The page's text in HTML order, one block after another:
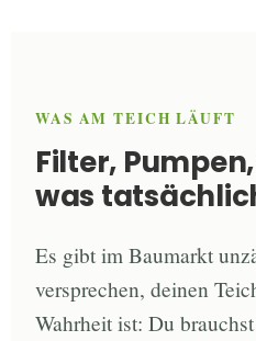
WAS AM TEICH LÄUFT
Filter,
was
Es gibt im Baumarkt
versprechen, deinen
Wahrheit ist: Du